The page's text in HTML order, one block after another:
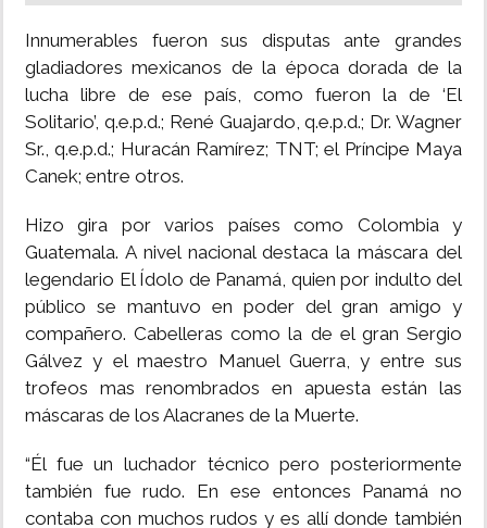
Innumerables fueron sus disputas ante grandes
gladiadores mexicanos de la época dorada de la
lucha libre de ese país, como fueron la de ‘El
Solitario’, q.e.p.d.; René Guajardo, q.e.p.d.; Dr. Wagner
Sr., q.e.p.d.; Huracán Ramírez; TNT; el Príncipe Maya
Canek; entre otros.
Hizo gira por varios países como Colombia y
Guatemala. A nivel nacional destaca la máscara del
legendario El Ídolo de Panamá, quien por indulto del
público se mantuvo en poder del gran amigo y
compañero. Cabelleras como la de el gran Sergio
Gálvez y el maestro Manuel Guerra, y entre sus
trofeos mas renombrados en apuesta están las
máscaras de los Alacranes de la Muerte.
“Él fue un luchador técnico pero posteriormente
también fue rudo. En ese entonces Panamá no
contaba con muchos rudos y es allí donde también